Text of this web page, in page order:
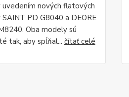
nových flatových
PD G8040 a DEORE
Oba modely sú
tak, aby spĺňal... čítať celé